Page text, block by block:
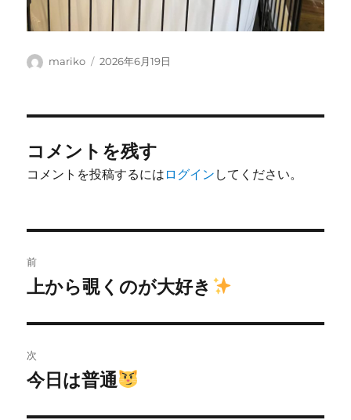
投
mariko
投
2026年6月19日
コメントを残す
コメントを投稿するには ログイン してください。
稿
ビ
ゲ
ー
前
前
投
稿:
上から覗くのが大好き
次
次
今日は普通